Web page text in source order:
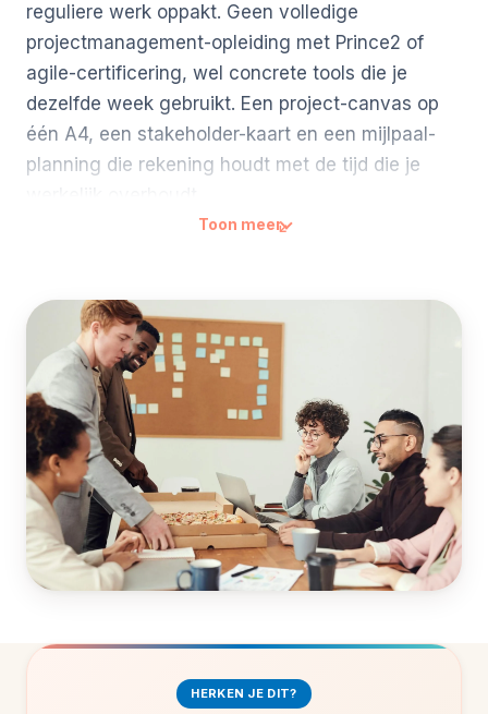
reguliere werk oppakt. Geen volledige
projectmanagement-opleiding met Prince2 of
agile-certificering, wel concrete tools die je
dezelfde week gebruikt. Een project-canvas op
één A4, een stakeholder-kaart en een mijlpaal-
planning die rekening houdt met de tijd die je
projecten heeft getrokken naast lijn-werk, geen
consultant die methodes voorleest. De aanpak
(project-canvas, Mendelow-matrix voor
stakeholders, eenvoudige risico-aanpak) wordt
direct gekoppeld aan jouw casus.
Het verschil merk je al de week erna: je weet wie
je vroeg moet betrekken, welke vijf mijlpalen je
echt nodig hebt en wat je deze maand moet
doen. Niet doordat je een methode hebt geleerd,
Toon meer
HERKEN JE DIT?